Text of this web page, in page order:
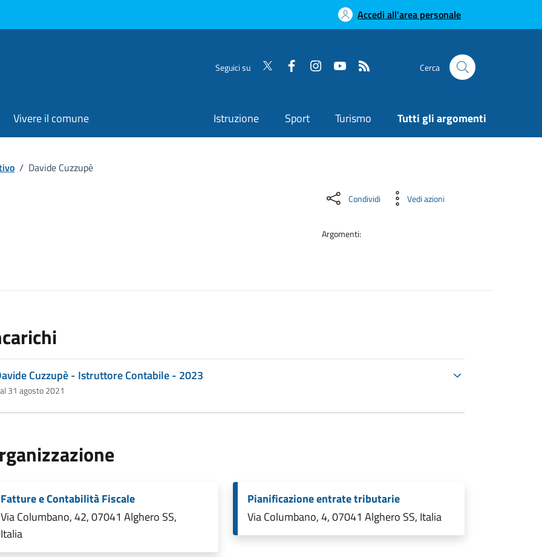
Accedi all'area personale
Seguici su Cerca
Vivere il comune Istruzione Sport Turismo Tutti gli argomenti
/ Davide Cuzzupè
Condividi Vedi azioni
Argomenti:
Cuzzupè - Istruttore Contabile - 2023
31 agosto 2021
Fatture e Contabilità Fiscale
Via Columbano, 42, 07041 Alghero SS,
Italia
Pianificazione entrate tributarie
Via Columbano, 4, 07041 Alghero SS, Italia